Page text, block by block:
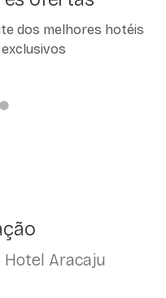
dos melhores hotéis
Aracaju